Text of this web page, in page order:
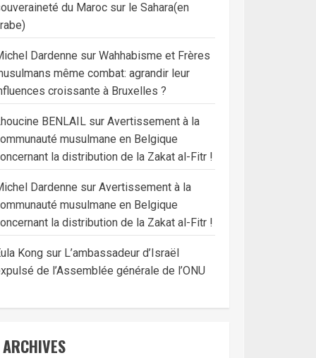
du Maroc sur le Sahara(en
Dardenne sur Wahhabisme et Frères
même combat: agrandir leur
croissante à Bruxelles ?
BENLAILsur Avertissement à la
musulmane en Belgique
la distribution de la Zakat al-Fitr !
Dardenne sur Avertissement à la
musulmane en Belgique
la distribution de la Zakat al-Fitr !
Kongsur L’ambassadeur d’Israël
de l’Assemblée générale de l’ONU
ARCHIVES